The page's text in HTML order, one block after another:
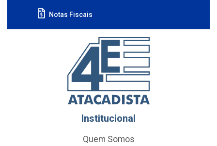
Notas Fiscais
Institucional
Quem Somos